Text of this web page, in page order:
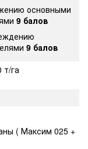
основными
9 балов
9 балов
т/га
( Максим 025 +